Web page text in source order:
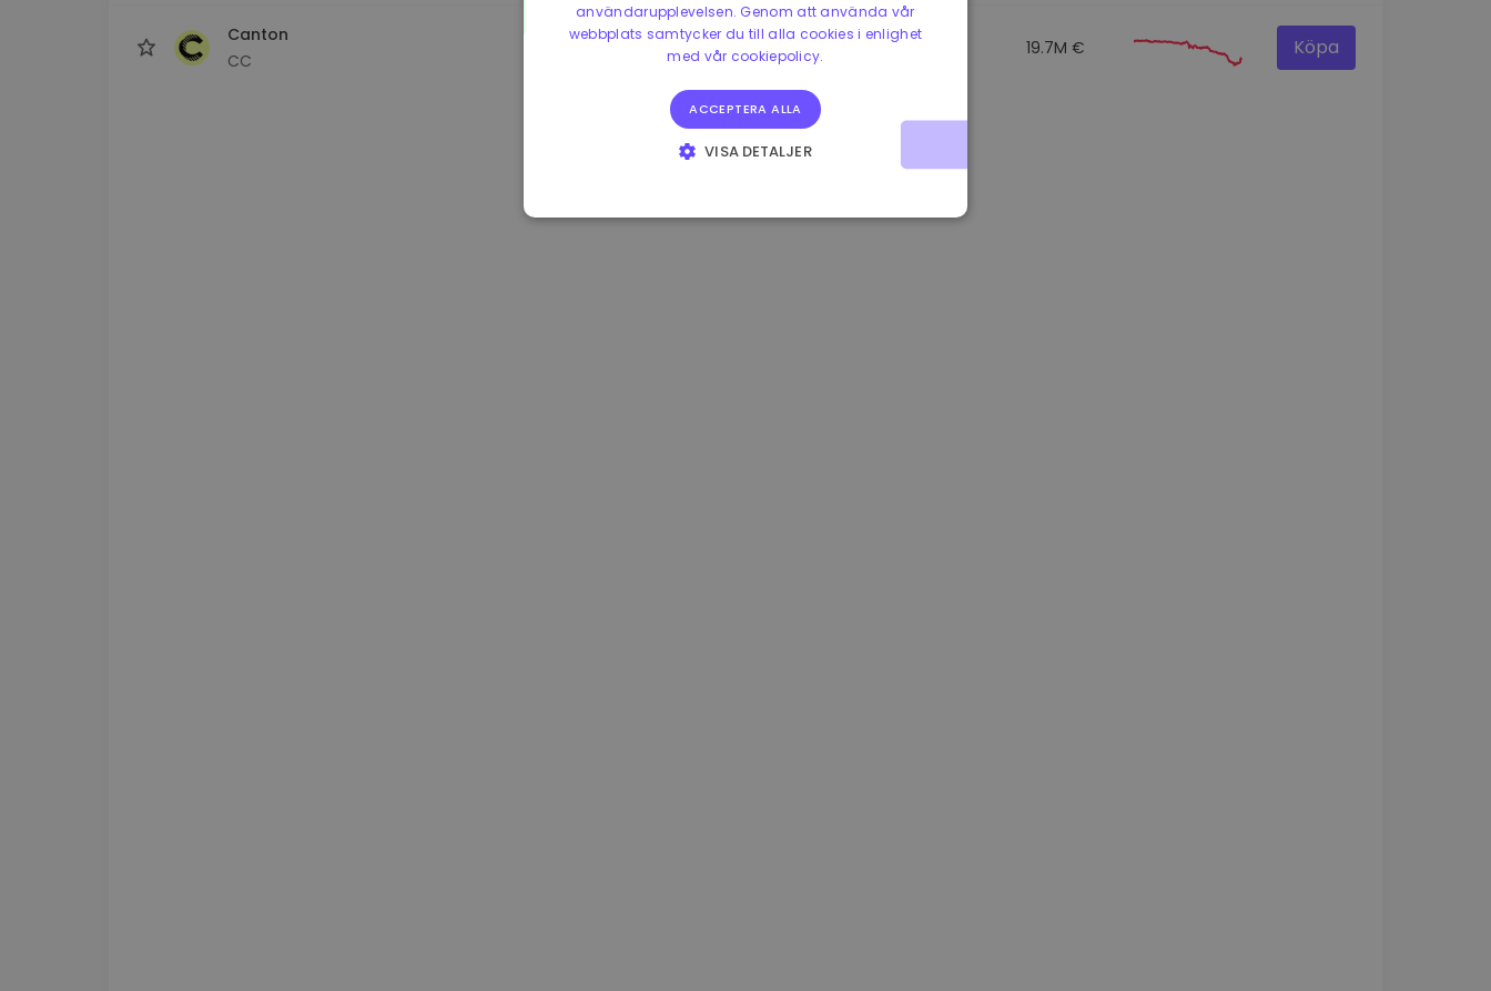
Canton
CC
0.080659000 € -4.80% 3.2B € 19.7M € Köpa
användarupplevelsen. Genom att använda vår
webbplats samtycker du till alla cookies i enlighet
med vår cookiepolicy.
ACCEPTERA ALLA
VISA DETALJER